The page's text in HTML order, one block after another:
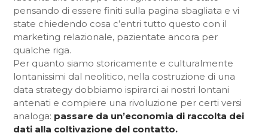
pensando di essere finiti sulla pagina sbagliata e vi
state chiedendo cosa c’entri tutto questo con il
marketing relazionale, pazientate ancora per
qualche riga.
Per quanto siamo storicamente e culturalmente
lontanissimi dal neolitico, nella costruzione di una
data strategy dobbiamo ispirarci ai nostri lontani
antenati e compiere una rivoluzione per certi versi
analoga: passare da un’economia di raccolta dei
dati alla coltivazione del contatto.